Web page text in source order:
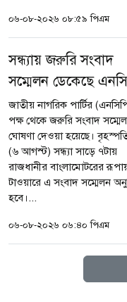
০৬-০৮-২০২৬ ০৮:৫৯ পিএম
সন্ধ্যায় জরুরি সংবাদ
সম্মেলন ডেকেছে
জাতীয় নাগরিক পার্টির
পক্ষ থেকে জরুরি সংবাদ
ঘোষণা দেওয়া হয়েছে।
(৬ আগস্ট) সন্ধ্যা সাড়ে ৭টায়
রাজধানীর বাংলামোটরের
টাওয়ারে এ সংবাদ সম্মেলন
হবে।...
০৬-০৮-২০২৬ ০৬:৪০ পিএম